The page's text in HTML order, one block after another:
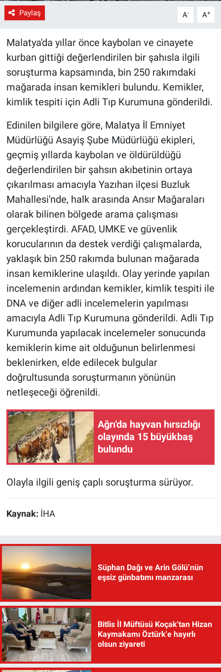
Paylaş A- A+
Malatya'da yıllar önce kaybolan ve cinayete
kurban gittiği değerlendirilen bir şahısla ilgili
soruşturma kapsamında, bin 250 rakımdaki
mağarada insan kemikleri bulundu. Kemikler,
kimlik tespiti için Adli Tıp Kurumuna gönderildi.
Edinilen bilgilere göre, Malatya İl Emniyet
Müdürlüğü Asayiş Şube Müdürlüğü ekipleri,
geçmiş yıllarda kaybolan ve öldürüldüğü
değerlendirilen bir şahsın akıbetinin ortaya
çıkarılması amacıyla Yazıhan ilçesi Buzluk
Mahallesi'nde, halk arasında Ansır Mağaraları
olarak bilinen bölgede arama çalışması
gerçekleştirdi. AFAD, UMKE ve güvenlik
korucularının da destek verdiği çalışmalarda,
yaklaşık bin 250 rakımda bulunan mağarada
insan kemiklerine ulaşıldı. Olay yerinde yapılan
incelemenin ardından kemikler, kimlik tespiti ile
DNA ve diğer adli incelemelerin yapılması
amacıyla Adli Tıp Kurumuna gönderildi. Adli Tıp
Kurumunda yapılacak incelemeler sonucunda
kemiklerin kime ait olduğunun belirlenmesi
beklenirken, elde edilecek bulgular
doğrultusunda soruşturmanın yönünün
netleşeceği öğrenildi.
Ağrı'da hayvan hırsızlığı
olayında 15 büyükbaş
bulundu
Olayla ilgili geniş çaplı soruşturma sürüyor.
Kaynak: İHA
Süphan Dağı ve Arin Gölü’nün
eşsiz günbatımı manzarası
Bitlis İl Müftüsü Koçak'tan Hizan
Kaymakamı Öztürk'e hayırlı
olsun ziyareti
Yerel